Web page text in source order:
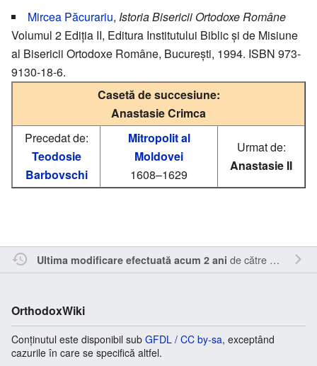
Mircea Păcurariu, Istoria Bisericii Ortodoxe Române
Volumul 2 Ediția II, Editura Institutului Biblic și de Misiune
al Bisericii Ortodoxe Române, București, 1994. ISBN 973-
9130-18-6.
Casetă de succesiune:
Anastasie Crimca
Precedat de:
Teodosie
Barbovschi
Mitropolit al
Moldovei
1608–1629
Urmat de:
Anastasie II
Ultima modificare efectuată acum 2 ani de către RappY.
OrthodoxWiki
Conținutul este disponibil sub GFDL / CC by-sa, exceptând
cazurile în care se specifică altfel.